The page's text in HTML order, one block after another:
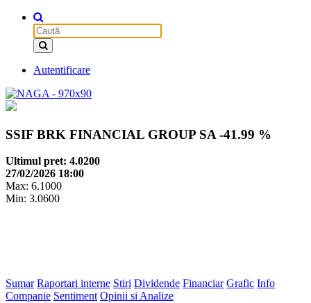
Autentificare
SSIF BRK FINANCIAL GROUP SA -41.99 %
Ultimul pret: 4.0200
27/02/2026 18:00
Max: 6.1000
Min: 3.0600
Sumar Raportari interne Stiri Dividende Financiar Grafic Info
Companie Sentiment Opinii si Analize